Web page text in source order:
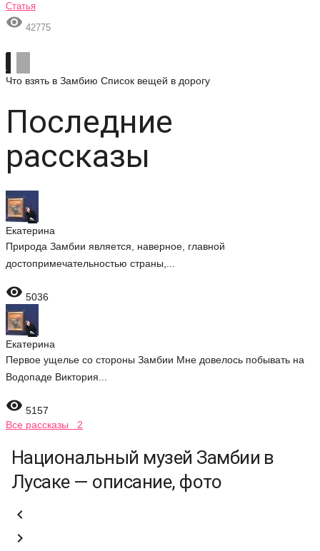
Статья
 42775
Что взять в Замбию Список вещей в дорогу
Последние
рассказы
Екатерина
Природа Замбии является, наверное, главной
достопримечательностью страны,...
 5036
Екатерина
Первое ущелье со стороны Замбии Мне довелось побывать на
Водопаде Виктория...
 5157
Все рассказы 2
Национальный музей Замбии в
Лусаке — описание, фото

